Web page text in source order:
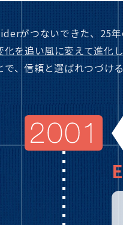
がつないできた、25年
化を追い風に変えて進化
で、信頼と選ばれつづけ